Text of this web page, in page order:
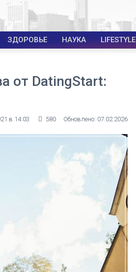
ЗДОРОВЬЕ НАУКА LIFESTYLE
от DatingStart:
в 14:03 580 Обновлено: 07.02.2026